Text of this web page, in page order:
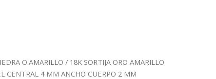
O.AMARILLO / 18K SORTIJA ORO AMARILLO
CENTRAL 4 MM ANCHO CUERPO 2 MM